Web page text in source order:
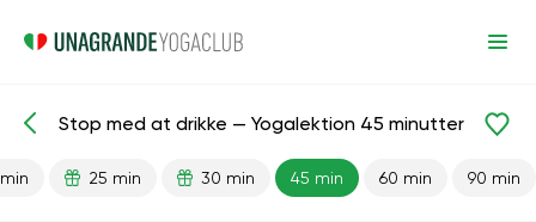
Færdiglavede lektioner Lever Vaner
Stop med at drikke — Yogalektion 45 minutter
25 min 30 min 45 min 60 min 90 min